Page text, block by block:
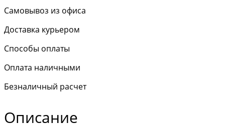
Самовывоз из офиса
Доставка курьером
Способы оплаты
Оплата наличными
Безналичный расчет
Описание